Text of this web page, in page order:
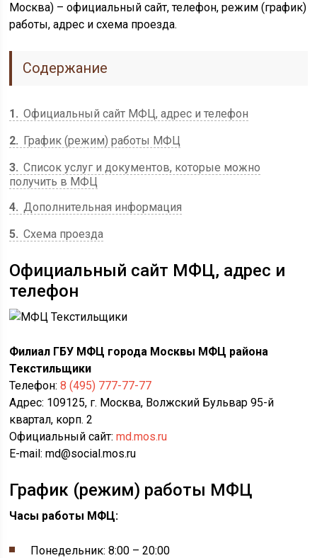
Москва) – официальный сайт, телефон, режим (график)
работы, адрес и схема проезда.
Содержание
1
Официальный сайт МФЦ, адрес и телефон
2
График (режим) работы МФЦ
3 Список услуг и документов, которые можно
получить в МФЦ
4 Дополнительная информация
5 Схема проезда
Официальный сайт МФЦ, адрес и
телефон
Филиал ГБУ МФЦ города Москвы МФЦ района
Текстильщики
Телефон:8 (495) 777-77-77
Адрес: 109125, г. Москва, Волжский Бульвар 95-й
квартал, корп. 2
Официальный сайт:md.mos.ru
E-mail: md@social.mos.ru
График (режим) работы МФЦ
Часы работы МФЦ:
Понедельник: 8:00 – 20:00